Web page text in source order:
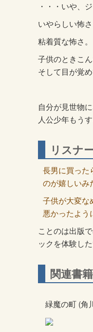
・・・いや、
いやらしい怖さ
粘着質な怖さ。
子供のときこ
そして目が覚
自分が見世物
人公少年もう
リスナ
長男に買った
のが嬉しいみ
子供が大変な
悪かったよう
ことのは出版
ックを体験し
関連書籍
緑魔の町 (角